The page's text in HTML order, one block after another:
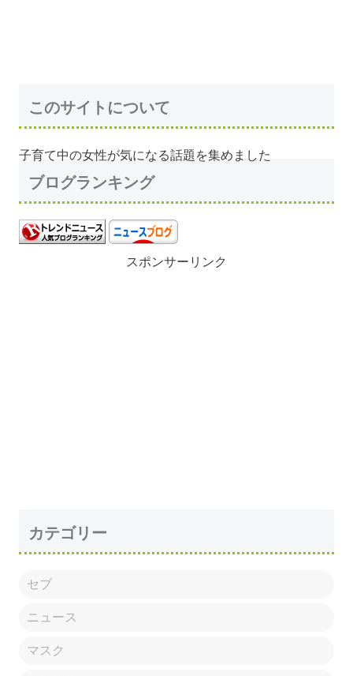
このサイトについて
子育て中の女性が気になる話題を集めました
ブログランキング
スポンサーリンク
カテゴリー
セブ
ニュース
マスク